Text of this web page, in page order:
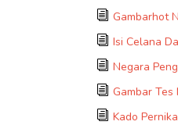
Gambarhot
Isi Celana
Negara
Gambar Tes
Kado